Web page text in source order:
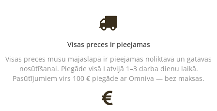
Visas preces ir pieejamas
Visas preces mūsu mājaslapā ir pieejamas noliktavā un gatavas
nosūtīšanai. Piegāde visā Latvijā 1–3 darba dienu laikā.
Pasūtījumiem virs 100 € piegāde ar Omniva — bez maksas.